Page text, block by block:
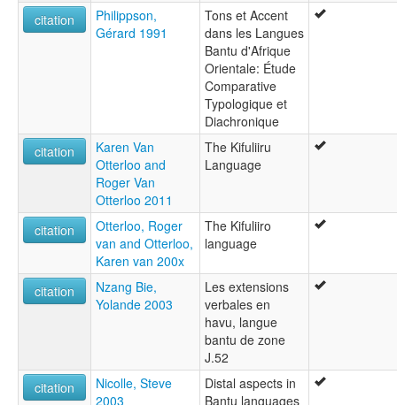
citation
Philippson,
Gérard 1991
Tons et Accent
dans les Langues
Bantu d'Afrique
Orientale: Étude
Comparative
Typologique et
Diachronique
citation
Karen Van
Otterloo and
Roger Van
Otterloo 2011
The Kifuliiru
Language
citation
Otterloo, Roger
van and Otterloo,
Karen van 200x
The Kifuliiro
language
citation
Nzang Bie,
Yolande 2003
Les extensions
verbales en
havu, langue
bantu de zone
J.52
citation
Nicolle, Steve
2003
Distal aspects in
Bantu languages